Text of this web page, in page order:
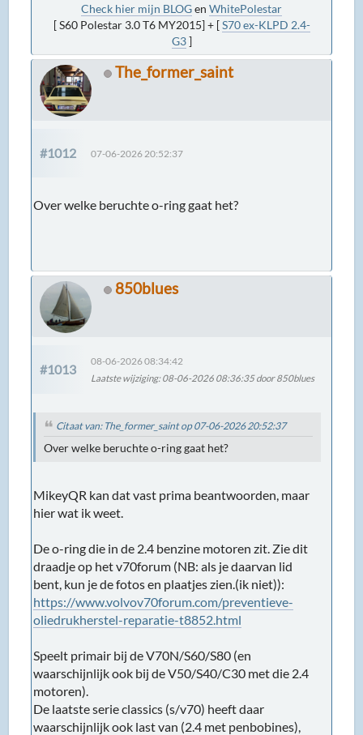
Check hier mijn BLOGen WhitePolestar
[ S60 Polestar 3.0 T6 MY2015] + [S70 ex-KLPD 2.4-
G3]
The_former_saint
#1012 07-06-2026 20:52:37
Over welke beruchte o-ring gaat het?
850blues
#1013
08-06-2026 08:34:42
Laatste wijziging: 08-06-2026 08:36:35 door 850blues
Citaat van: The_former_saint op 07-06-2026 20:52:37
Over welke beruchte o-ring gaat het?
MikeyQR kan dat vast prima beantwoorden, maar
hier wat ik weet.
De o-ring die in de 2.4 benzine motoren zit. Zie dit
draadje op het v70forum (NB: als je daarvan lid
bent, kun je de fotos en plaatjes zien.(ik niet)):
https://www.volvov70forum.com/preventieve-
oliedrukherstel-reparatie-t8852.html
Speelt primair bij de V70N/S60/S80 (en
waarschijnlijk ook bij de V50/S40/C30 met die 2.4
motoren).
De laatste serie classics (s/v70) heeft daar
waarschijnlijk ook last van (2.4 met penbobines),